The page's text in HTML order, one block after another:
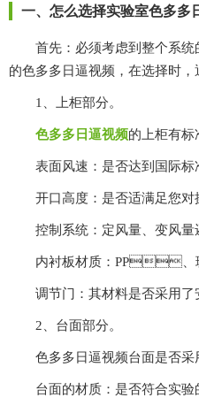
一、怎么选择实验室色多多日
首先：必须考虑到整个系统
的色多多日逼视频，在选择时
1、上柜部分。
色多多日逼视频的上柜有标准
表面风速：是否达到国际标
开口高度：是否适满足您对
控制系统：定风量、变风量
内衬板材质：PP、玻璃
调节门：其材料是否采用了
2、台面部分。
色多多日逼视频台面是否采用安
台面的材质：是否符合实验的